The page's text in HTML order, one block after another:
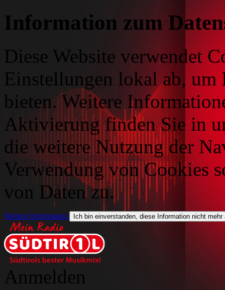
Information zum
Diese Website verwendet
Einstellungen lokal ab, um
bieten. Weitere
Aktivierung finden Sie in
die weitere Nutzung der
Verwendung von Cookies
von Daten zu.
Weitere Information Ich bin einverstanden, diese Information nicht mehr
Anmelden